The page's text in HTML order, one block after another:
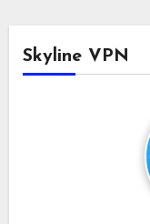
Skyline VPN